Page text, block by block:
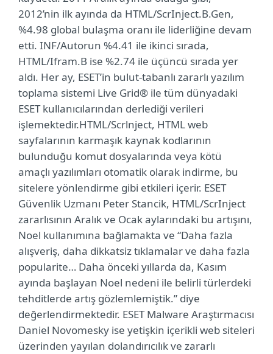
2012’nin ilk ayında da HTML/ScrInject.B.Gen,
%4.98 global bulaşma oranı ile liderliğine devam
etti. INF/Autorun %4.41 ile ikinci sırada,
HTML/Ifram.B ise %2.74 ile üçüncü sırada yer
aldı. Her ay, ESET’in bulut-tabanlı zararlı yazılım
toplama sistemi Live Grid® ile tüm dünyadaki
ESET kullanıcılarından derlediği verileri
işlemektedir.HTML/Scrlnject, HTML web
sayfalarının karmaşık kaynak kodlarının
bulunduğu komut dosyalarında veya kötü
amaçlı yazılımları otomatik olarak indirme, bu
sitelere yönlendirme gibi etkileri içerir. ESET
Güvenlik Uzmanı Peter Stancik, HTML/ScrInject
zararlısının Aralık ve Ocak aylarındaki bu artışını,
Noel kullanımına bağlamakta ve “Daha fazla
alışveriş, daha dikkatsiz tıklamalar ve daha fazla
popularite… Daha önceki yıllarda da, Kasım
ayında başlayan Noel nedeni ile belirli türlerdeki
tehditlerde artış gözlemlemiştik.” diye
değerlendirmektedir. ESET Malware Araştırmacısı
Daniel Novomesky ise yetişkin içerikli web siteleri
üzerinden yayılan dolandırıcılık ve zararlı